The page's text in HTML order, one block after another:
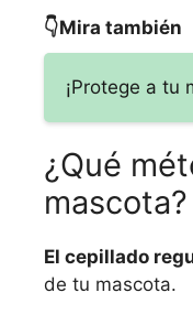
👇Mira también
¡Protege a tu
¿Qué
mascota?
El cepillado
de tu mascota.